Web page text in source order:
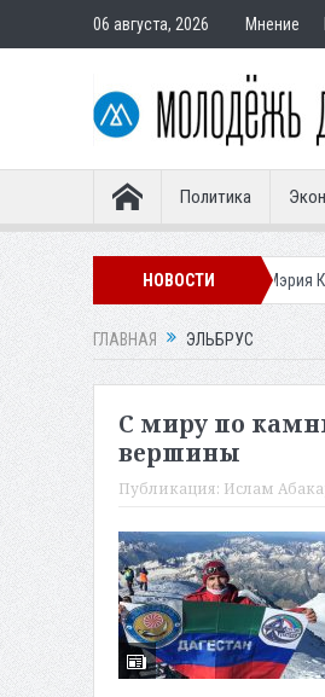
06 августа, 2026 Мнение
Политика
НОВОСТИ
клещей Мэрия Каспийска
ГЛАВНАЯ ЭЛЬБРУС
С миру по
вершины
Публикация: Ислам